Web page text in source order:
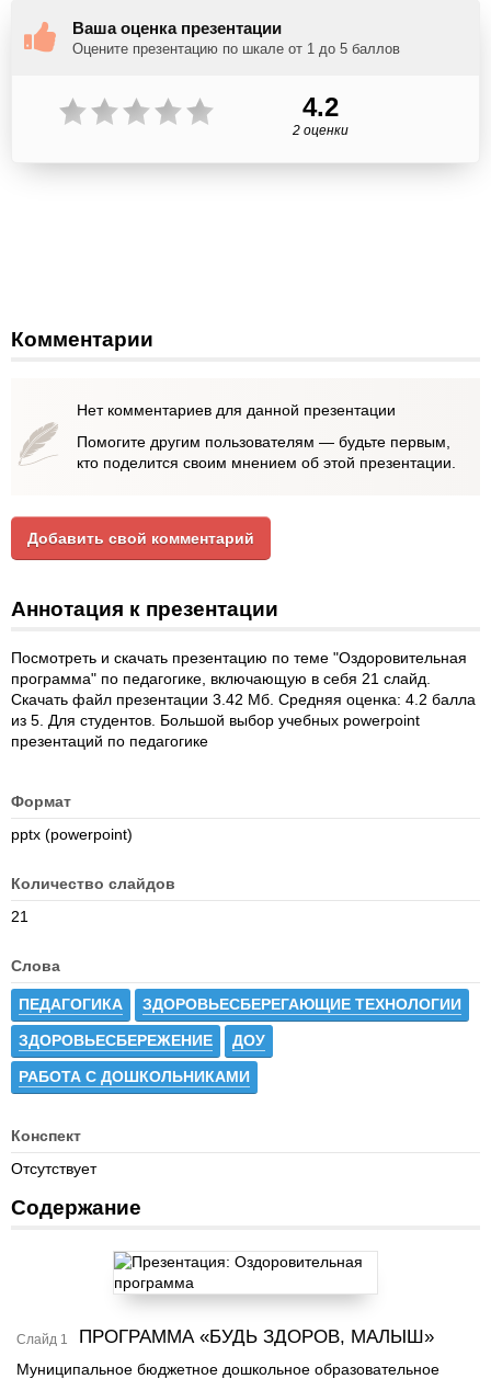
Ваша оценка презентации
Оцените презентацию по шкале от 1 до 5 баллов
4.2
2 оценки
Комментарии
Нет комментариев для данной презентации
Помогите другим пользователям — будьте первым,
кто поделится своим мнением об этой презентации.
Добавить свой комментарий
Аннотация к презентации
Посмотреть и скачать презентацию по теме "Оздоровительная
программа" по педагогике, включающую в себя 21 слайд.
Скачать файл презентации 3.42 Мб. Средняя оценка: 4.2 балла
из 5. Для студентов. Большой выбор учебных powerpoint
презентаций по педагогике
Формат
pptx (powerpoint)
Количество слайдов
21
Слова
ПЕДАГОГИКА ЗДОРОВЬЕСБЕРЕГАЮЩИЕ ТЕХНОЛОГИИ
ЗДОРОВЬЕСБЕРЕЖЕНИЕ ДОУ
РАБОТА С ДОШКОЛЬНИКАМИ
Конспект
Отсутствует
Содержание
Слайд 1 ПРОГРАММА «БУДЬ ЗДОРОВ, МАЛЫШ»
Муниципальное бюджетное дошкольное образовательное